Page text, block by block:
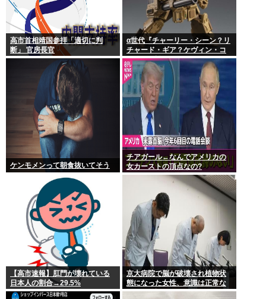
高市首相靖国参拝「適切に判
断」 官房長官
α世代『チャーリー・シーン？リ
チャード・ギア？ケヴィン・コ
スナー？誰ですかそれ？？』何
故なのか
ケンモメンって朝食抜いてそう
チアガール←なんでアメリカの
女カーストの頂点なの?
【高市速報】肛門が壊れている
日本人の割合→29.5%
京大病院で脳が破壊され植物状
態になった女性、意識は正常な
ことが確認されおわる